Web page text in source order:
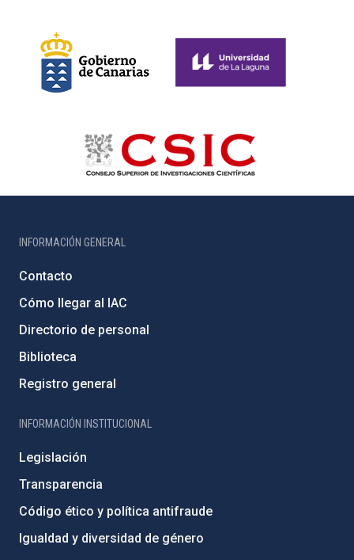
INFORMACIÓN GENERAL
Contacto
Cómo llegar al IAC
Directorio de personal
Biblioteca
Registro general
INFORMACIÓN INSTITUCIONAL
Legislación
Transparencia
Código ético y política antifraude
Igualdad y diversidad de género